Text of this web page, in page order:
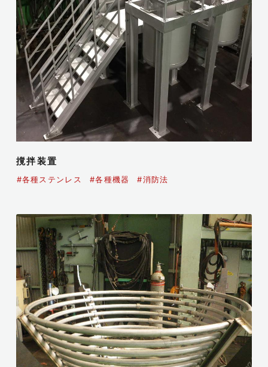
撹拌装置
#各種ステンレス #各種機器 #消防法